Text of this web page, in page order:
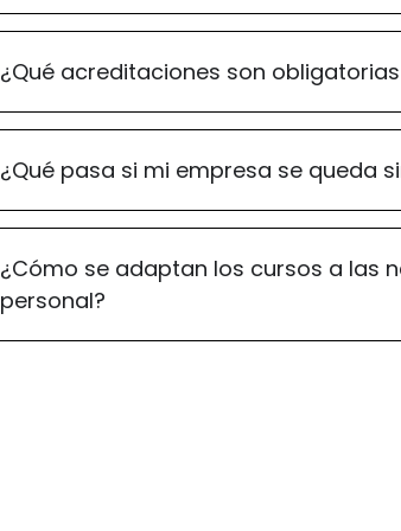
¿Qué acreditaciones son
¿Qué pasa si mi empresa se queda
¿Cómo se adaptan los cursos a las
personal?